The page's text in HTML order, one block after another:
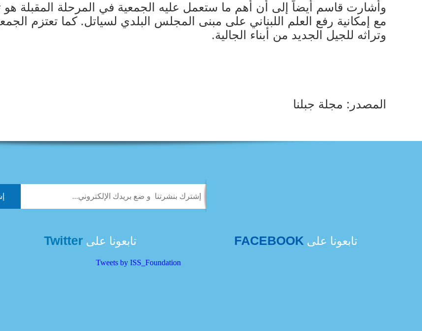
وأشارت قاسم أيضاً إلى أن أهم ما ستعمل عليه الجمعية في المرحلة المقبلة هو
مع إمكانية رفع العلم اللبناني على مبنى المجلس البلدي لسياتل. كما تعتزم
وتراثه للجيل الجديد من أبناء الجالية.
المصدر: مجلة جبلنا
تابعونا على FACEBOOK تابعونا علىTwitter
Tweets by ISS_Foundation